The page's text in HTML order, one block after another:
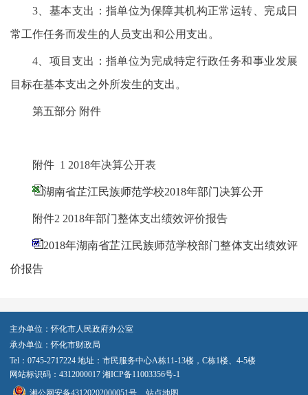
3、基本支出：指单位为保障其机构正常运转、完成日
常工作任务而发生的人员支出和公用支出。
4、项目支出：指单位为完成特定行政任务和事业发展
目标在基本支出之外所发生的支出。
第五部分 附件
附件 1 2018年决算公开表
湖南省芷江民族师范学校2018年部门决算公开
附件2 2018年部门整体支出绩效评价报告
2018年湖南省芷江民族师范学校部门整体支出绩效评
价报告
主办单位：怀化市人民政府办公室
承办单位：怀化市财政局
Tel：0745-2717224 地址：市民服务中心A栋11-13楼，C栋1楼、4-5楼
网站标识码：4312000017 湘ICP备11003356号-1
湘公网安备43120202000051号
站点地图